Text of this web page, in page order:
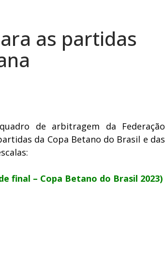
as partidas
de arbitragem da Federação
da Copa Betano do Brasil e das
final – Copa Betano do Brasil 2023)